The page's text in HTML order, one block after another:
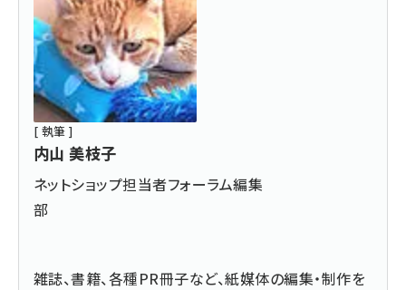
[ 執筆 ]
内山 美枝子
ネットショップ担当者フォーラム編集
部
雑誌、書籍、各種PR冊子など、紙媒体の編集・制作を